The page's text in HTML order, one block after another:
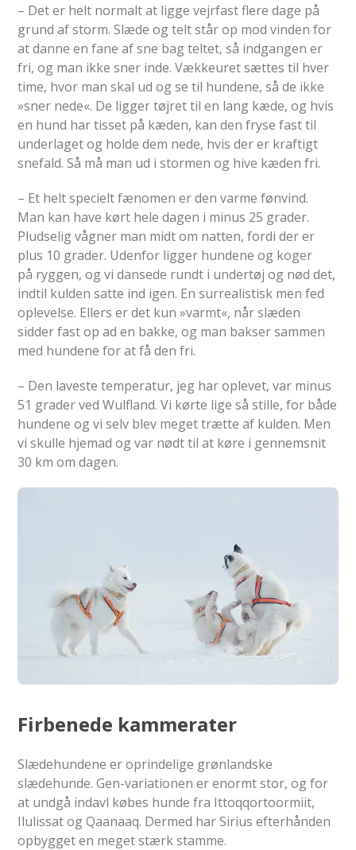
– Det er helt normalt at ligge vejrfast flere dage på
grund af storm. Slæde og telt står op mod vinden for
at danne en fane af sne bag teltet, så indgangen er
fri, og man ikke sner inde. Vækkeuret sættes til hver
time, hvor man skal ud og se til hundene, så de ikke
»sner nede«. De ligger tøjret til en lang kæde, og hvis
en hund har tisset på kæden, kan den fryse fast til
underlaget og holde dem nede, hvis der er kraftigt
snefald. Så må man ud i stormen og hive kæden fri.
– Et helt specielt fænomen er den varme fønvind.
Man kan have kørt hele dagen i minus 25 grader.
Pludselig vågner man midt om natten, fordi der er
plus 10 grader. Udenfor ligger hundene og koger
på ryggen, og vi dansede rundt i undertøj og nød det,
indtil kulden satte ind igen. En surrealistisk men fed
oplevelse. Ellers er det kun »varmt«, når slæden
sidder fast op ad en bakke, og man bakser sammen
med hundene for at få den fri.
– Den laveste temperatur, jeg har oplevet, var minus
51 grader ved Wulfland. Vi kørte lige så stille, for både
hundene og vi selv blev meget trætte af kulden. Men
vi skulle hjemad og var nødt til at køre i gennemsnit
30 km om dagen.
Firbenede kammerater
Slædehundene er oprindelige grønlandske
slædehunde. Gen-variationen er enormt stor, og for
at undgå indavl købes hunde fra Ittoqqortoormiit,
Ilulissat og Qaanaaq. Dermed har Sirius efterhånden
opbygget en meget stærk stamme.